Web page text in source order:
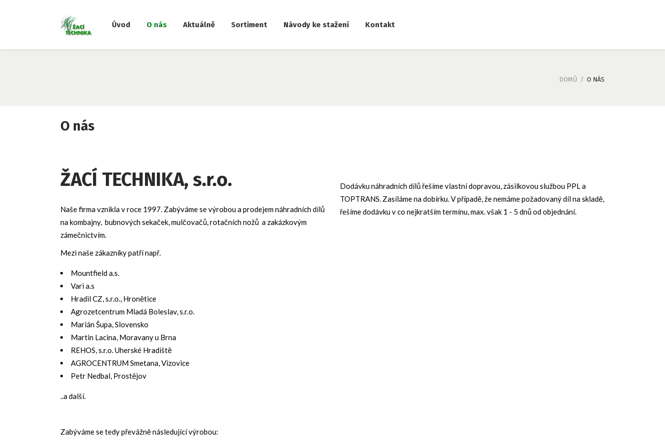
Úvod O nás Aktuálně Sortiment Návody ke stažení Kontakt
DOMŮ / O NÁS
O nás
ŽACÍ TECHNIKA, s.r.o.
Naše firma vznikla v roce 1997. Zabýváme se výrobou a prodejem náhradních dílů
na kombajny, bubnových sekaček, mulčovačů, rotačních nožů a zakázkovým
zámečnictvím.
Mezi naše zákazníky patří např.
Mountfield a.s.
Vari a.s
Hradil CZ, s.r.o., Hronětice
Agrozetcentrum Mladá Boleslav, s.r.o.
Marián Šupa, Slovensko
Martin Lacina, Moravany u Brna
REHOS, s.r.o. Uherské Hradiště
AGROCENTRUM Smetana, Vizovice
Petr Nedbal, Prostějov
..a další.
Zabýváme se tedy převážně následující výrobou:
Dodávku náhradních dílů řešíme vlastní dopravou, zásilkovou službou PPL a
TOPTRANS. Zasíláme na dobírku. V případě, že nemáme požadovaný díl na skladě,
řešíme dodávku v co nejkratším termínu, max. však 1 - 5 dnů od objednání.